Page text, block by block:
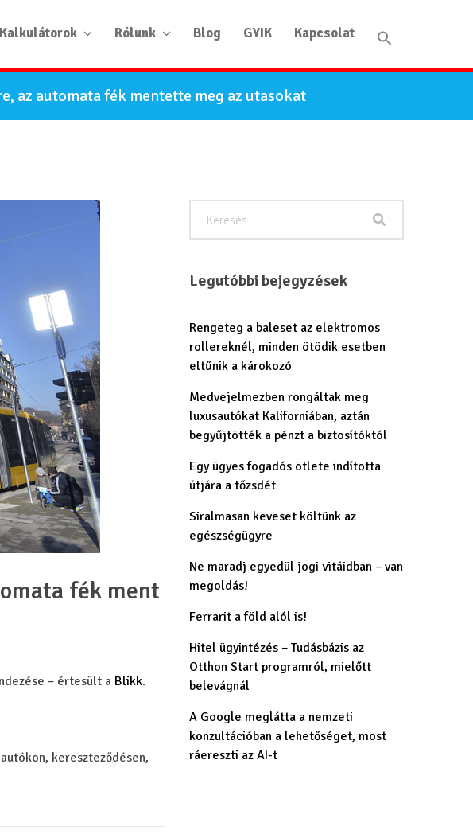
Kalkulátorok Rólunk Blog GYIK Kapcsolat
az automata fék mentette meg az utasokat
fék ment
– értesült a Blikk.
kereszteződésen,
Legutóbbi bejegyzések
Rengeteg a baleset az elektromos
rollereknél, minden ötödik esetben
eltűnik a károkozó
Medvejelmezben rongáltak meg
luxusautókat Kaliforniában, aztán
begyűjtötték a pénzt a biztosítóktól
Egy ügyes fogadós ötlete indította
útjára a tőzsdét
Siralmasan keveset költünk az
egészségügyre
Ne maradj egyedül jogi vitáidban – van
megoldás!
Ferrarit a föld alól is!
Hitel ügyintézés – Tudásbázis az
Otthon Start programról, mielőtt
belevágnál
A Google meglátta a nemzeti
konzultációban a lehetőséget, most
ráereszti az AI-t